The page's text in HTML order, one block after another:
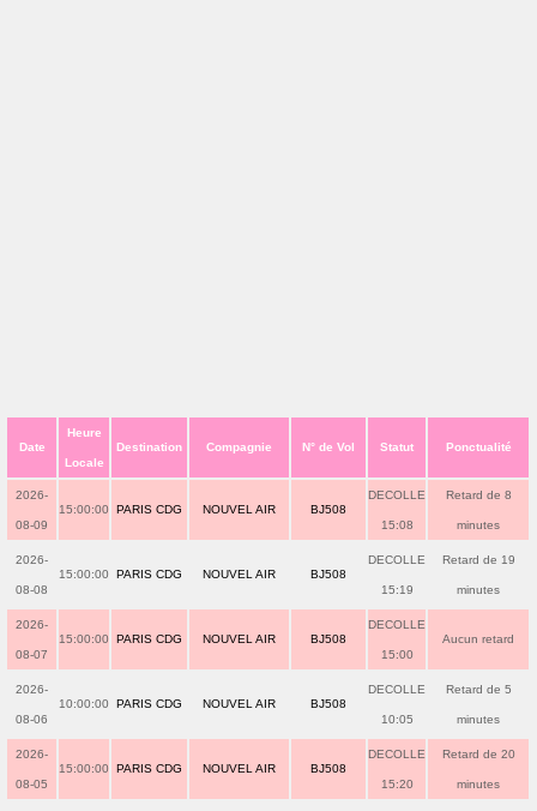
Date
Heure
Locale
Destination Compagnie N° de Vol Statut Ponctualité
2026-
08-09
15:00:00 PARIS CDG NOUVEL AIR BJ508
DECOLLE
15:08
Retard de 8
minutes
2026-
08-08
15:00:00 PARIS CDG NOUVEL AIR BJ508
DECOLLE
15:19
Retard de 19
minutes
2026-
08-07
15:00:00 PARIS CDG NOUVEL AIR BJ508
DECOLLE
15:00
Aucun retard
2026-
08-06
10:00:00 PARIS CDG NOUVEL AIR BJ508
DECOLLE
10:05
Retard de 5
minutes
2026-
08-05
15:00:00 PARIS CDG NOUVEL AIR BJ508
DECOLLE
15:20
Retard de 20
minutes